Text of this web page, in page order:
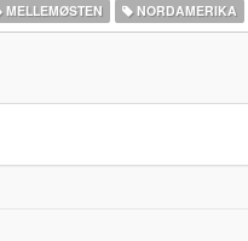
MELLEMØSTEN NORDAMERIKA